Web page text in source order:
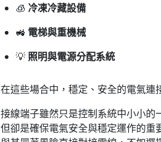
🧊 冷凍冷藏設備
🚜 電梯與重機械
💡 照明與電源分配系統
在這些場合中，穩定、安全的電氣連
接線端子雖然只是控制系統中小小的
但卻是確保電氣安全與穩定運作的重